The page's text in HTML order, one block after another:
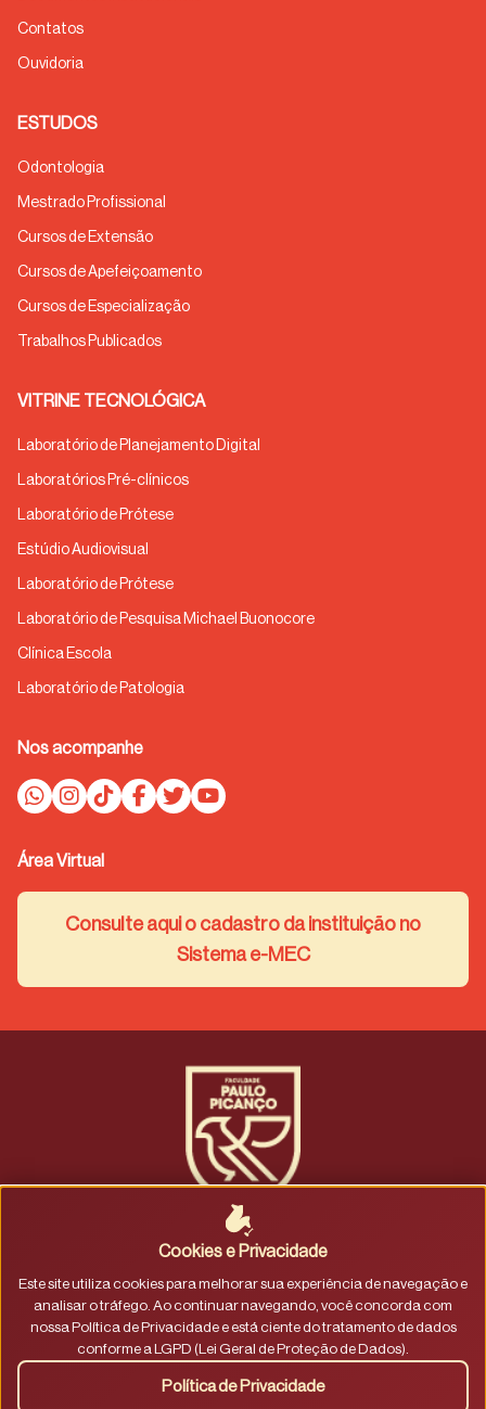
Contatos
Ouvidoria
ESTUDOS
Odontologia
Mestrado Profissional
Cursos de Extensão
Cursos de Apefeiçoamento
Cursos de Especialização
Trabalhos Publicados
VITRINE TECNOLÓGICA
Laboratório de Planejamento Digital
Laboratórios Pré-clínicos
Laboratório de Prótese
Estúdio Audiovisual
Laboratório de Prótese
Laboratório de Pesquisa Michael Buonocore
Clínica Escola
Laboratório de Patologia
Nos acompanhe
Área Virtual
Consulte aqui o cadastro da instituição no
Sistema e-MEC
|Trabalhe conosco
Política de privacidade|Termos de uso
CENTRO AVANCADO DE ORTODONTIA PAULO PICANCO
S/S LTDA 04.453.993/0001-08
R. Joaquim Sá, 900 - Dionísio Torres, Fortaleza - CE, 60135-
218
(85) 3272-3222
Cookies e Privacidade
Este site utiliza cookies para melhorar sua experiência de navegação e
analisar o tráfego. Ao continuar navegando, você concorda com
nossa Política de Privacidade e está ciente do tratamento de dados
conforme a LGPD (Lei Geral de Proteção de Dados).
Política de Privacidade